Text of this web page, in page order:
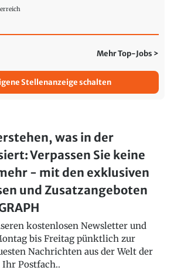
Mehr Top-Jobs >
Stellenanzeige schalten
was in der
Verpassen Sie keine
- mit den exklusiven
und Zusatzangeboten
kostenlosen Newsletter und
bis Freitag pünktlich zur
Nachrichten aus der Welt der
Postfach..